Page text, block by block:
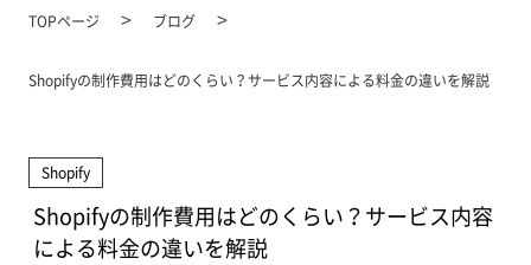
TOPページ ブログ
Shopifyの制作費用はどのくらい？サービス内容による料金の違いを解説
Shopify
Shopifyの制作費用はどのくらい？サービス内容
による料金の違いを解説